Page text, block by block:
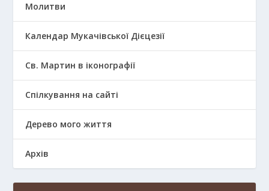
Молитви
Календар Мукачівської Дієцезії
Св. Мартин в іконографії
Спілкування на сайті
Дерево мого життя
Архів